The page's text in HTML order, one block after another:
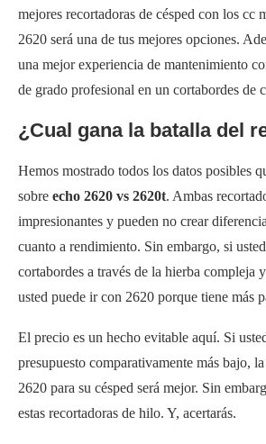
mejores recortadoras de césped con los cc
2620 será una de tus mejores opciones.
una mejor experiencia de mantenimiento
de grado profesional en un cortabordes de
¿Cual gana la batalla del
Hemos mostrado todos los datos posibles
sobre echo 2620 vs 2620t. Ambas
impresionantes y pueden no crear
cuanto a rendimiento. Sin embargo, si
cortabordes a través de la hierba compleja
usted puede ir con 2620 porque tiene más
El precio es un hecho evitable aquí. Si
presupuesto comparativamente más bajo,
2620 para su césped será mejor. Sin
estas recortadoras de hilo. Y, acertarás.